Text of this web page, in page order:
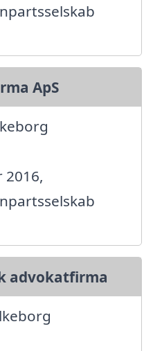
ApS
2016,
advokatfirma